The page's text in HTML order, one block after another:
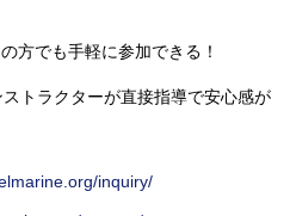
方でも手軽に参加できる！
トラクターが直接指導で安心感が
inquiry/